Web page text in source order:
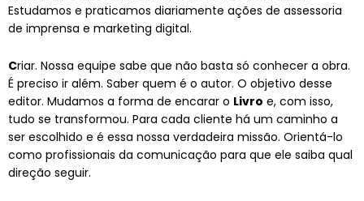
Estudamos e praticamos diariamente ações de assessoria
de imprensa e marketing digital.
Criar. Nossa equipe sabe que não basta só conhecer a obra.
É preciso ir além. Saber quem é o autor. O objetivo desse
editor. Mudamos a forma de encarar o Livro e, com isso,
tudo se transformou. Para cada cliente há um caminho a
ser escolhido e é essa nossa verdadeira missão. Orientá-lo
como profissionais da comunicação para que ele saiba qual
direção seguir.